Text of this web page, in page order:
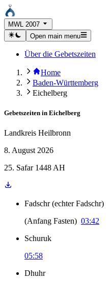
MWL 2007
Open main menu
Über die Gebetszeiten
Home
Baden-Württemberg
Eichelberg
Gebetszeiten in Eichelberg
Landkreis Heilbronn
8. August 2026
25. Safar 1448 AH
Fadschr (echter Fadschr)
(Anfang Fasten) 03:42
Schuruk
05:58
Dhuhr